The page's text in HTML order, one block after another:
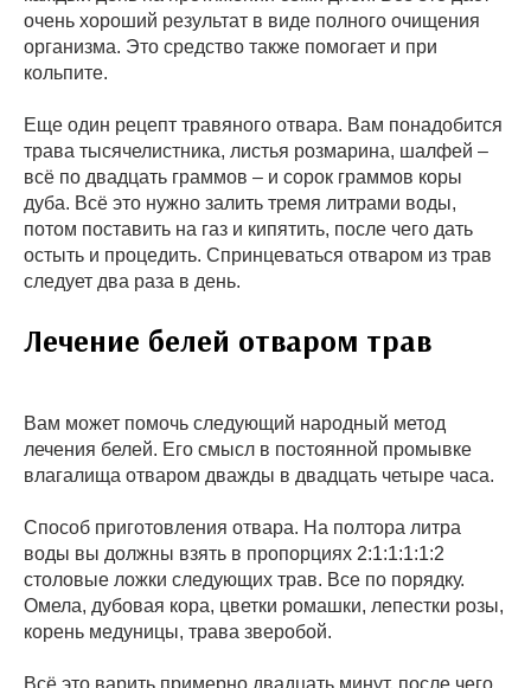
очень хороший результат в виде полного очищения
организма. Это средство также помогает и при
кольпите.
Еще один рецепт травяного отвара. Вам понадобится
трава тысячелистника, листья розмарина, шалфей –
всё по двадцать граммов – и сорок граммов коры
дуба. Всё это нужно залить тремя литрами воды,
потом поставить на газ и кипятить, после чего дать
остыть и процедить. Спринцеваться отваром из трав
следует два раза в день.
Лечение белей отваром трав
Вам может помочь следующий народный метод
лечения белей. Его смысл в постоянной промывке
влагалища отваром дважды в двадцать четыре часа.
Способ приготовления отвара. На полтора литра
воды вы должны взять в пропорциях 2:1:1:1:1:2
столовые ложки следующих трав. Все по порядку.
Омела, дубовая кора, цветки ромашки, лепестки розы,
корень медуницы, трава зверобой.
Всё это варить примерно двадцать минут, после чего